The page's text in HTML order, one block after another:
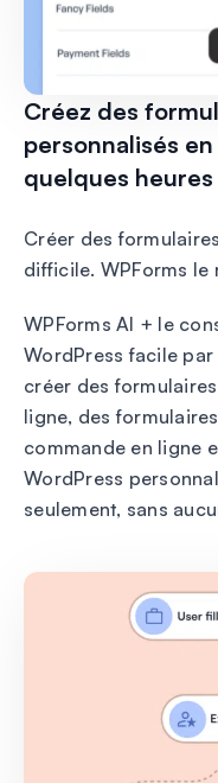
Créez des
personnalisés
quelques heures
Créer des
difficile. WPForms le
WPForms AI + le
WordPress facile
créer des
ligne, des
commande en ligne
WordPress
seulement, sans